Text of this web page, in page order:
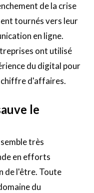
de la crise
tournés vers leur
en ligne.
ont utilisé
du digital pour
d'affaires.
le
très
en efforts
de l'être. Toute
du